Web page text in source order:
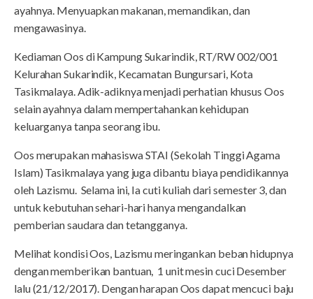
ayahnya. Menyuapkan makanan, memandikan, dan
mengawasinya.
Kediaman Oos di Kampung Sukarindik, RT/RW 002/001
Kelurahan Sukarindik, Kecamatan Bungursari, Kota
Tasikmalaya. Adik-adiknya menjadi perhatian khusus Oos
selain ayahnya dalam mempertahankan kehidupan
keluarganya tanpa seorang ibu.
Oos merupakan mahasiswa STAI (Sekolah Tinggi Agama
Islam) Tasikmalaya yang juga dibantu biaya pendidikannya
oleh Lazismu. Selama ini, Ia cuti kuliah dari semester 3, dan
untuk kebutuhan sehari-hari hanya mengandalkan
pemberian saudara dan tetangganya.
Melihat kondisi Oos, Lazismu meringankan beban hidupnya
dengan memberikan bantuan, 1 unit mesin cuci Desember
lalu (21/12/2017). Dengan harapan Oos dapat mencuci baju